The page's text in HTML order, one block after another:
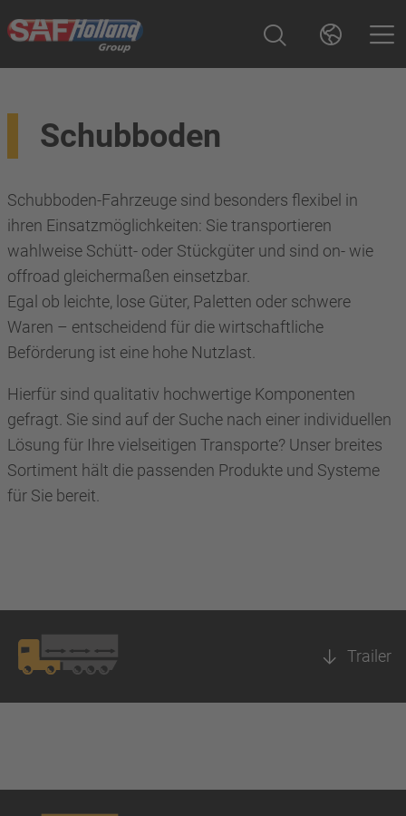
Schubboden
Schubboden-Fahrzeuge sind besonders flexibel in
ihren Einsatzmöglichkeiten: Sie transportieren
wahlweise Schütt- oder Stückgüter und sind on- wie
offroad gleichermaßen einsetzbar.
Egal ob leichte, lose Güter, Paletten oder schwere
Waren – entscheidend für die wirtschaftliche
Beförderung ist eine hohe Nutzlast.
Hierfür sind qualitativ hochwertige Komponenten
gefragt. Sie sind auf der Suche nach einer individuellen
Lösung für Ihre vielseitigen Transporte? Unser breites
Sortiment hält die passenden Produkte und Systeme
für Sie bereit.
Trailer